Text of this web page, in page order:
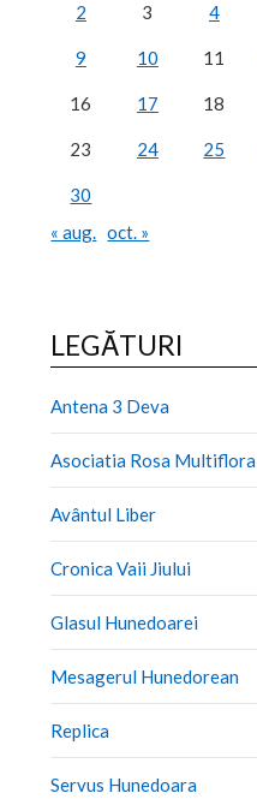
2 3 4
9 10 11
16 17 18
23 24 25
30
« aug. oct. »
LEGĂTURI
Antena 3 Deva
Asociatia Rosa Multiflora
Avântul Liber
Cronica Vaii Jiului
Glasul Hunedoarei
Mesagerul Hunedorean
Replica
Servus Hunedoara